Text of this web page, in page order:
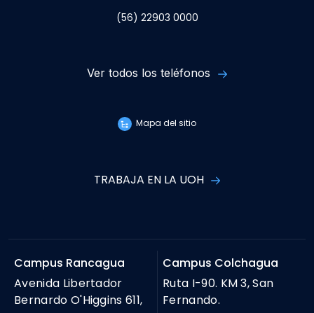
(56) 22903 0000
Ver todos los teléfonos
Mapa del sitio
TRABAJA EN LA UOH
Campus Rancagua
Avenida Libertador
Bernardo O'Higgins 611,
Campus Colchagua
Ruta I-90. KM 3, San
Fernando.